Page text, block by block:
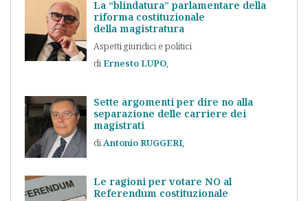
La “blindatura” parlamentare della
riforma costituzionale
della magistratura
Aspetti giuridici e politici
ErnestoLUPO
Sette argomenti per dire no alla
separazione delle carriere dei
magistrati
AntonioRUGGERI
Le ragioni per votare NO al
Referendum costituzionale